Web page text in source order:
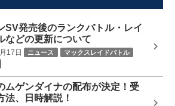
SV発売後のランクバトル・レイ
などの更新について
17日 ニュース
マックスレイドバトル
ムゲンダイナの配布が決定！受
法、日時解説！